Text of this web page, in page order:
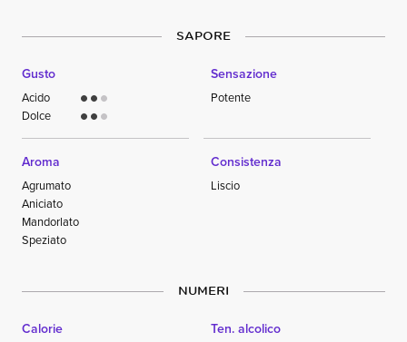
SAPORE
Gusto
Acido circle circle circle
Dolce circle circle circle
Sensazione
Potente
Aroma
Agrumato
Aniciato
Mandorlato
Speziato
Consistenza
Liscio
NUMERI
Calorie Ten. alcolico